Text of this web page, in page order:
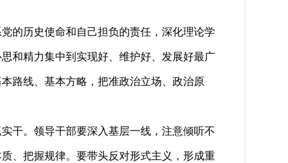
的历史使命和自己担负的责任，深化理论学
和精力集中到实现好、维护好、发展好最广
路线、基本方略，把准政治立场、政治原
干。领导干部要深入基层一线，注意倾听不
、把握规律。要带头反对形式主义，形成重